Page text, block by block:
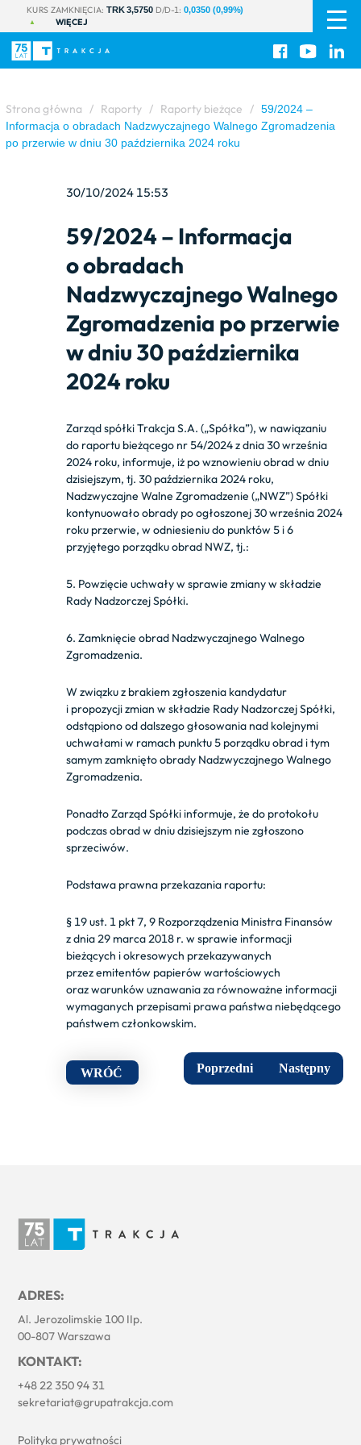
KURS ZAMKNIĘCIA: TRK 3,5750 D/D-1: 0,0350 (0,99%)
WIĘCEJ
PL
EN
Strona główna / Raporty / Raporty bieżące / 59/2024 –
Informacja o obradach Nadzwyczajnego Walnego Zgromadzenia
po przerwie w dniu 30 października 2024 roku
30/10/2024 15:53
59/2024 – Informacja
o obradach
Nadzwyczajnego Walnego
Zgromadzenia po przerwie
w dniu 30 października
2024 roku
Zarząd spółki Trakcja S.A. („Spółka”), w nawiązaniu
do raportu bieżącego nr 54/2024 z dnia 30 września
2024 roku, informuje, iż po wznowieniu obrad w dniu
dzisiejszym, tj. 30 października 2024 roku,
Nadzwyczajne Walne Zgromadzenie („NWZ”) Spółki
kontynuowało obrady po ogłoszonej 30 września 2024
roku przerwie, w odniesieniu do punktów 5 i 6
przyjętego porządku obrad NWZ, tj.:
5. Powzięcie uchwały w sprawie zmiany w składzie
Rady Nadzorczej Spółki.
6. Zamknięcie obrad Nadzwyczajnego Walnego
Zgromadzenia.
W związku z brakiem zgłoszenia kandydatur
i propozycji zmian w składzie Rady Nadzorczej Spółki,
odstąpiono od dalszego głosowania nad kolejnymi
uchwałami w ramach punktu 5 porządku obrad i tym
samym zamknięto obrady Nadzwyczajnego Walnego
Zgromadzenia.
Ponadto Zarząd Spółki informuje, że do protokołu
podczas obrad w dniu dzisiejszym nie zgłoszono
sprzeciwów.
Podstawa prawna przekazania raportu:
§ 19 ust. 1 pkt 7, 9 Rozporządzenia Ministra Finansów
z dnia 29 marca 2018 r. w sprawie informacji
bieżących i okresowych przekazywanych
przez emitentów papierów wartościowych
oraz warunków uznawania za równoważne informacji
wymaganych przepisami prawa państwa niebędącego
państwem członkowskim.
WRÓĆ Poprzedni Następny
ADRES:
Al. Jerozolimskie 100 IIp.
00-807 Warszawa
KONTAKT:
+48 22 350 94 31
sekretariat@grupatrakcja.com
Polityka prywatności